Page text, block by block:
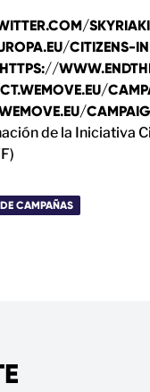
CITIZENS-
HTTPS://
de la Iniciativa
CAMPAÑAS